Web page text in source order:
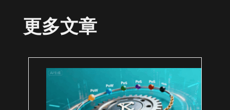
更多文章